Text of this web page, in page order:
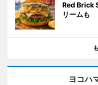
Red Brick
リームも
ヨコハ